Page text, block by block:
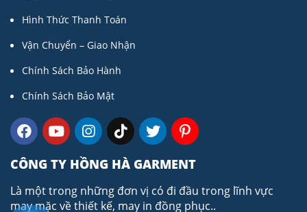
Hình Thức Thanh Toán
Vận Chuyển – Giao Nhận
Chính Sách Bảo Hành
Chính Sách Bảo Mật
CÔNG TY HỒNG HÀ GARMENT
Là một trong những đơn vị có đi đầu trong lĩnh vực
may mặc về thiết kế, may in đồng phục..